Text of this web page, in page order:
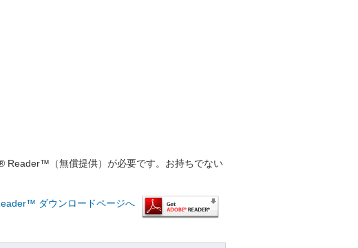
Reader™（無償提供）が必要です。お持ちでない
ダウンロードページへ